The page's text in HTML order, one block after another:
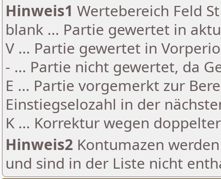
Hinweis1 Wertebereich Feld
blank ... Partie gewertet in
V ... Partie gewertet in
- ... Partie nicht gewertet, da
E ... Partie vorgemerkt zur
Einstiegselozahl in der
K ... Korrektur wegen
Hinweis2 Kontumazen
und sind in der Liste nicht